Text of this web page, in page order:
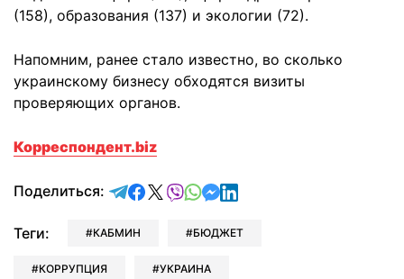
(158), образования (137) и экологии (72).
Напомним, ранее стало известно, во сколько
украинскому бизнесу обходятся визиты
проверяющих органов.
Корреспондент.biz
Поделиться: отправить в Telegram
поделиться в Facebook
поделиться в X
отправить в Viber
отправить в Whatsapp
отправить в Messenger
отправить в LinkedIn
Теги: КАБМИН БЮДЖЕТ
КОРРУПЦИЯ УКРАИНА